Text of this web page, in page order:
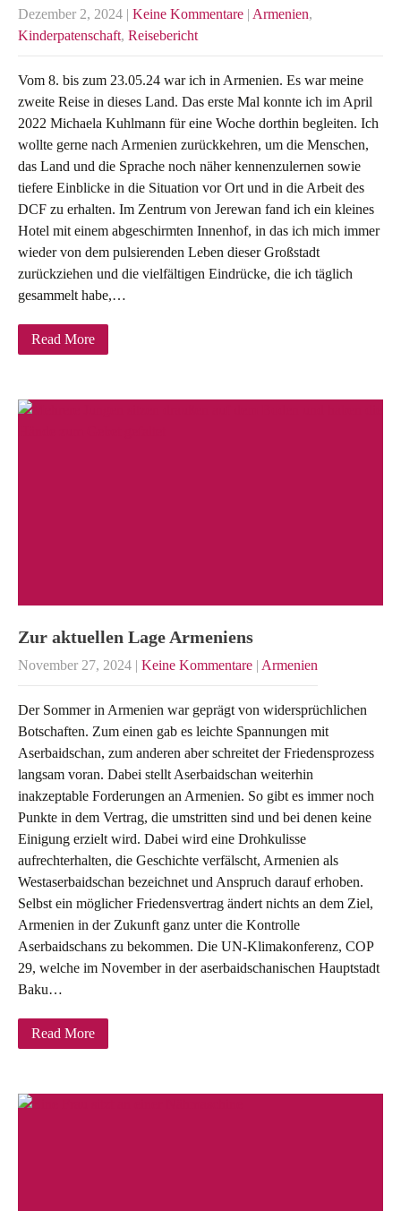
Dezember 2, 2024 | Keine Kommentare | Armenien,
Kinderpatenschaft, Reisebericht
Vom 8. bis zum 23.05.24 war ich in Armenien. Es war meine
zweite Reise in dieses Land. Das erste Mal konnte ich im April
2022 Michaela Kuhlmann für eine Woche dorthin begleiten. Ich
wollte gerne nach Armenien zurückkehren, um die Menschen,
das Land und die Sprache noch näher kennenzulernen sowie
tiefere Einblicke in die Situation vor Ort und in die Arbeit des
DCF zu erhalten. Im Zentrum von Jerewan fand ich ein kleines
Hotel mit einem abgeschirmten Innenhof, in das ich mich immer
wieder von dem pulsierenden Leben dieser Großstadt
zurückziehen und die vielfältigen Eindrücke, die ich täglich
gesammelt habe,…
Read More
Zur aktuellen Lage Armeniens
November 27, 2024 | Keine Kommentare | Armenien
Der Sommer in Armenien war geprägt von widersprüchlichen
Botschaften. Zum einen gab es leichte Spannungen mit
Aserbaidschan, zum anderen aber schreitet der Friedensprozess
langsam voran. Dabei stellt Aserbaidschan weiterhin
inakzeptable Forderungen an Armenien. So gibt es immer noch
Punkte in dem Vertrag, die umstritten sind und bei denen keine
Einigung erzielt wird. Dabei wird eine Drohkulisse
aufrechterhalten, die Geschichte verfälscht, Armenien als
Westaserbaidschan bezeichnet und Anspruch darauf erhoben.
Selbst ein möglicher Friedensvertrag ändert nichts an dem Ziel,
Armenien in der Zukunft ganz unter die Kontrolle
Aserbaidschans zu bekommen. Die UN-Klimakonferenz, COP
29, welche im November in der aserbaidschanischen Hauptstadt
Baku…
Read More